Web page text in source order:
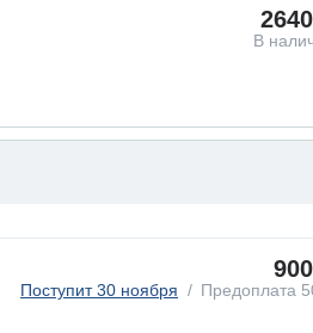
2640
В
900
Поступит 30 ноября Предоплата